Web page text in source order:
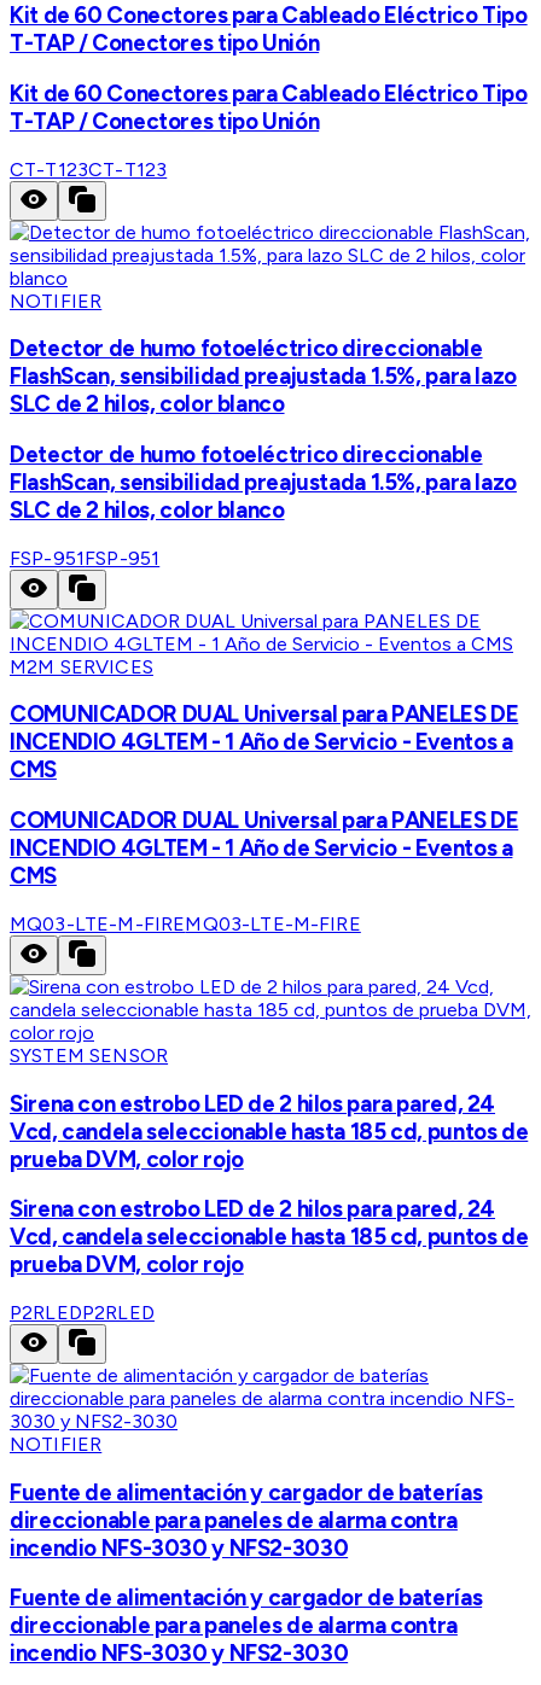
Kit de 60 Conectores para Cableado Eléctrico Tipo
T-TAP / Conectores tipo Unión
Kit de 60 Conectores para Cableado Eléctrico Tipo
T-TAP / Conectores tipo Unión
CT-T123CT-T123
NOTIFIER
Detector de humo fotoeléctrico direccionable
FlashScan, sensibilidad preajustada 1.5%, para lazo
SLC de 2 hilos, color blanco
Detector de humo fotoeléctrico direccionable
FlashScan, sensibilidad preajustada 1.5%, para lazo
SLC de 2 hilos, color blanco
FSP-951FSP-951
M2M SERVICES
COMUNICADOR DUAL Universal para PANELES DE
INCENDIO 4GLTEM - 1 Año de Servicio - Eventos a
CMS
COMUNICADOR DUAL Universal para PANELES DE
INCENDIO 4GLTEM - 1 Año de Servicio - Eventos a
CMS
MQ03-LTE-M-FIREMQ03-LTE-M-FIRE
SYSTEM SENSOR
Sirena con estrobo LED de 2 hilos para pared, 24
Vcd, candela seleccionable hasta 185 cd, puntos de
prueba DVM, color rojo
Sirena con estrobo LED de 2 hilos para pared, 24
Vcd, candela seleccionable hasta 185 cd, puntos de
prueba DVM, color rojo
P2RLEDP2RLED
NOTIFIER
Fuente de alimentación y cargador de baterías
direccionable para paneles de alarma contra
incendio NFS-3030 y NFS2-3030
Fuente de alimentación y cargador de baterías
direccionable para paneles de alarma contra
incendio NFS-3030 y NFS2-3030